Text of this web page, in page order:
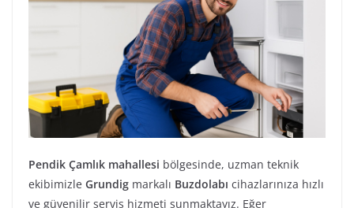
Pendik Çamlık mahallesi bölgesinde, uzman teknik
ekibimizle Grundig markalı Buzdolabı cihazlarınıza hızlı
ve güvenilir servis hizmeti sunmaktayız. Eğer